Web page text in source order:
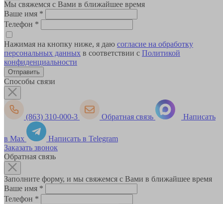
Мы свяжемся с Вами в ближайшее время
Ваше имя *
Телефон *
Нажимая на кнопку ниже, я даю согласие на обработку
персональных данных в соответствии с Политикой
конфиденциальности
Способы связи
(863) 310-000-3 Обратная связь Написать
в Max
Написать в Telegram
Заказать звонок
Обратная связь
Заполните форму, и мы свяжемся с Вами в ближайшее время
Ваше имя *
Телефон *